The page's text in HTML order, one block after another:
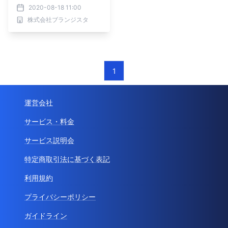
子雑誌『マドリーム』Vol.
33公開
2020-08-18 11:00
株式会社ブランジスタ
1
運営会社
サービス・料金
サービス説明会
特定商取引法に基づく表記
利用規約
プライバシーポリシー
ガイドライン